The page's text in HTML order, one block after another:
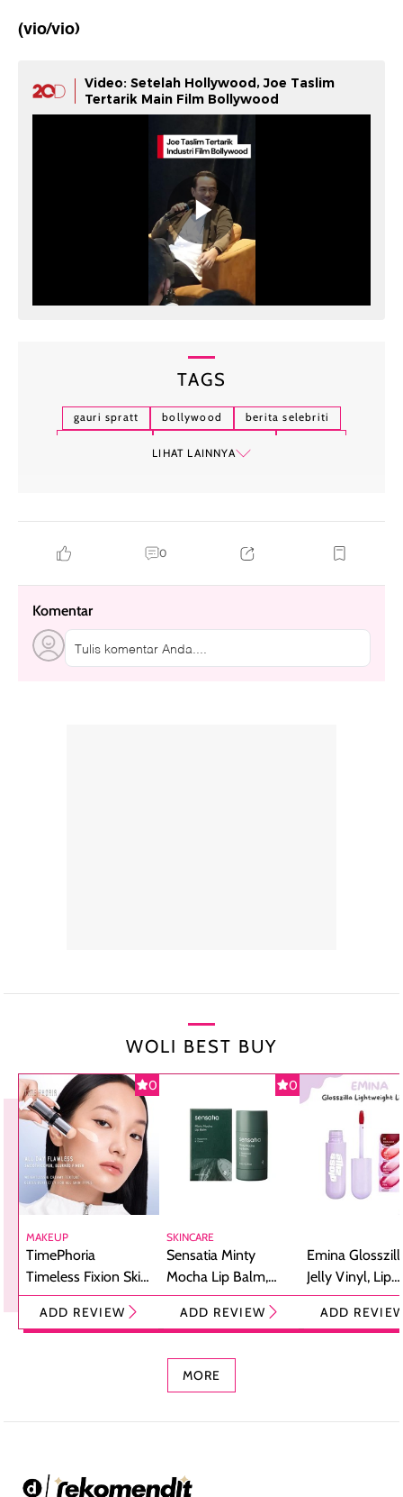
(vio/vio)
Video: Setelah Hollywood, Joe Taslim
Tertarik Main Film Bollywood
TAGS
gauri spratt bollywood
berita selebriti
LIHAT LAINNYA
0
Komentar
Tulis komentar Anda....
WOLI BEST BUY
0
MAKEUP
TimePhoria
Timeless Fixion Skin
Tint Stick,
Foundation dan
ADD REVIEW
0
SKINCARE
Sensatia Minty
Mocha Lip Balm,
Pelembap Bibir
dengan Aroma
ADD REVIEW
Emina
Jelly Vinyl, Lip
Cream Glossy
Ringan
ADD
MORE